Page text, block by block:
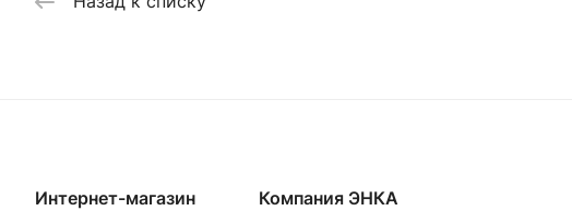
Интернет-магазин Компания ЭНКА